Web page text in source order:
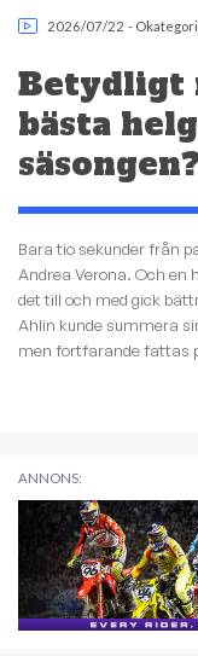
2026/07/22 -
Betydligt
bästa
Bara tio sekunder från
Andrea Verona. Och en
det till och med gick
Ahlin kunde summera
men fortfarande fattas
ANNONS: